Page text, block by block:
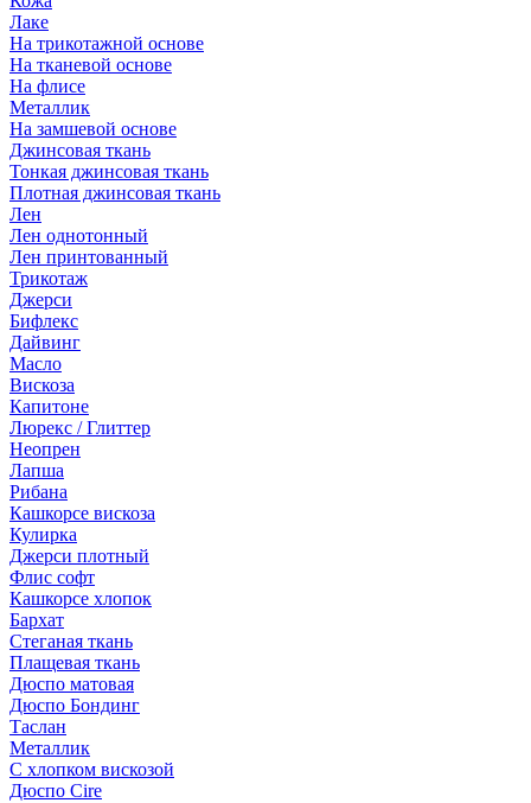
Лаке
На трикотажной основе
На тканевой основе
На флисе
Металлик
На замшевой основе
Джинсовая ткань
Тонкая джинсовая ткань
Плотная джинсовая ткань
Лен
Лен однотонный
Лен принтованный
Трикотаж
Джерси
Бифлекс
Дайвинг
Масло
Вискоза
Капитоне
Люрекс / Глиттер
Неопрен
Лапша
Рибана
Кашкорсе вискоза
Кулирка
Джерси плотный
Флис софт
Кашкорсе хлопок
Бархат
Стеганая ткань
Плащевая ткань
Дюспо матовая
Дюспо Бондинг
Таслан
Металлик
С хлопком вискозой
Дюспо Cire